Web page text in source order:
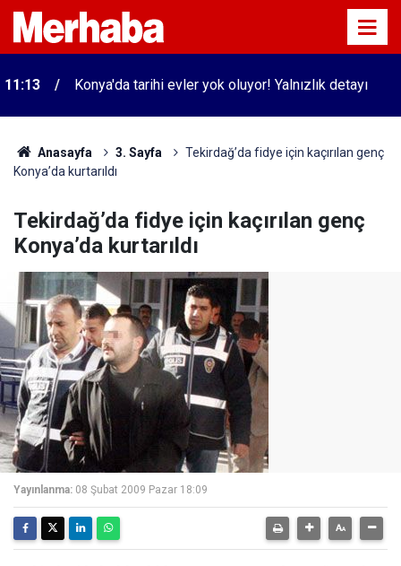
11:13 Konya'da tarihi evler yok oluyor! Yalnızlık detayı
Anasayfa 3. Sayfa
Tekirdağ’da fidye için kaçırılan genç
Konya’da kurtarıldı
Tekirdağ’da fidye için kaçırılan genç
Konya’da kurtarıldı
Yayınlanma: 08 Şubat 2009 Pazar 18:09